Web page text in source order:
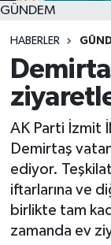
GÜNDEM
HABERLER
AK Parti İzmit
Demirtaş
ediyor.
iftarlarına ve
birlikte tam
zamanda ev